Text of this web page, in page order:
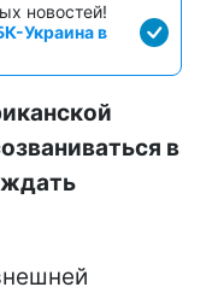
новостей!
Украина в
в